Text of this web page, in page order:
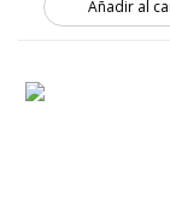
Añadir al